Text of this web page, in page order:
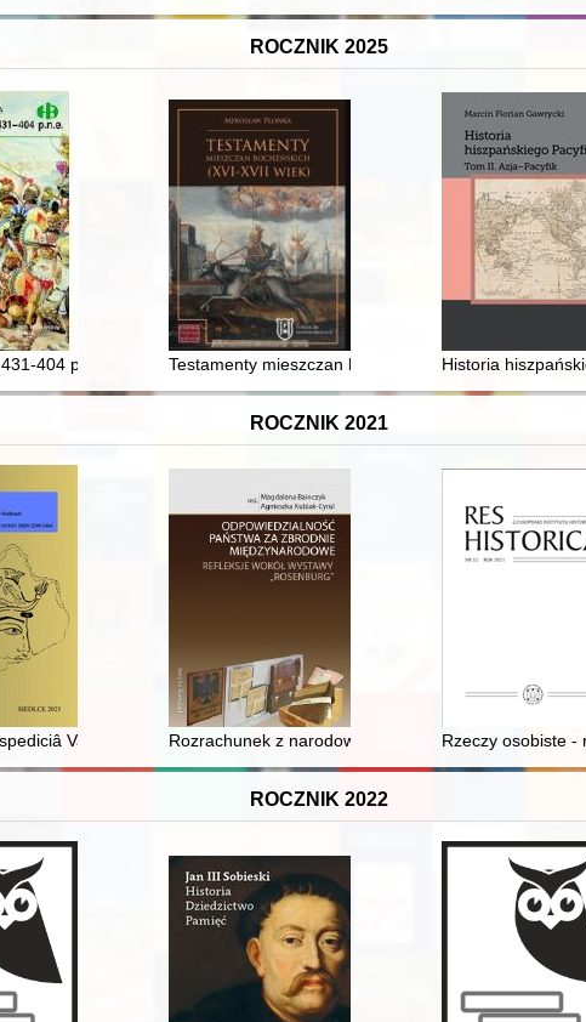
ROCZNIK 2025
Enigma
404 p.n.e Testamenty mieszczan bocheńskich : (XVI - XVII wiek)
Historia
ROCZNIK 2021
and vessel types used in Pomerelian (Gdańsk Pomerania) towns
Vaclava Seroševskogo i Bronislava Pilsudskogo 1903 goda =
Rozrachunek z narodowosocjalistyczną przeszłością
Rzeczy osobiste -
ROCZNIK 2022